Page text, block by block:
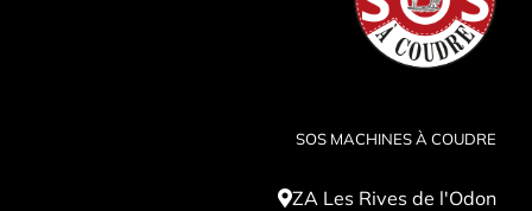
SPACIEUSE ET POURTANT COMPACTE
SOS MACHINES À COUDRE
ZA Les Rives de l'Odon